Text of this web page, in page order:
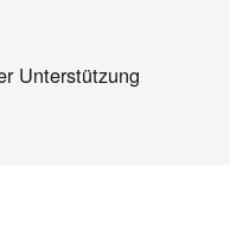
Unterstützung